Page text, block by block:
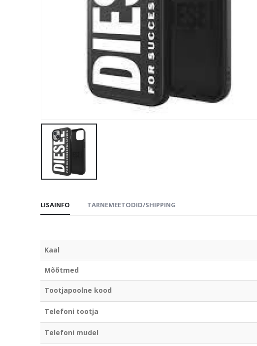
LISAINFO TARNEMEETODID/SHIPPING
Kaal
Mõõtmed
Tootjapoolne kood
Telefoni tootja
Telefoni mudel